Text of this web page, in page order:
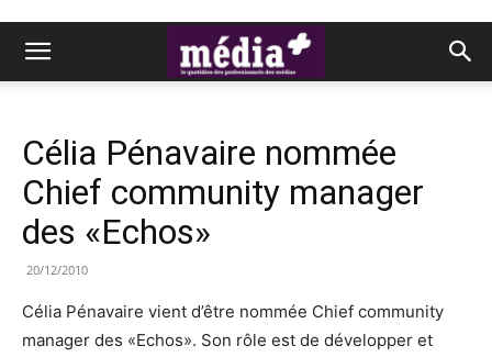
Célia Pénavaire nommée
Chief community manager
des «Echos»
20/12/2010
Célia Pénavaire vient d’être nommée Chief community
manager des «Echos». Son rôle est de développer et